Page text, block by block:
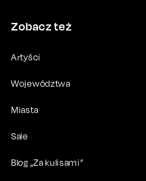
Zobacz też
Artyści
Województwa
Miasta
Sale
Blog „Za kulisami”